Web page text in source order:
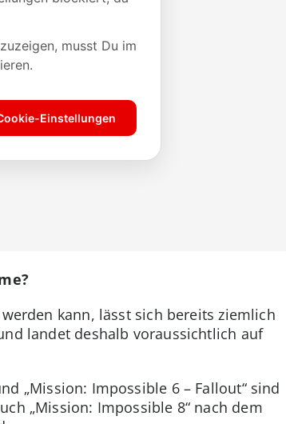
kann, lässt sich bereits ziemlich
landet deshalb voraussichtlich auf
„Mission: Impossible 6 – Fallout“ sind
„Mission: Impossible 8“ nach dem